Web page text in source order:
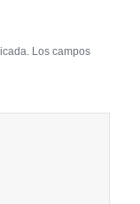
Los campos